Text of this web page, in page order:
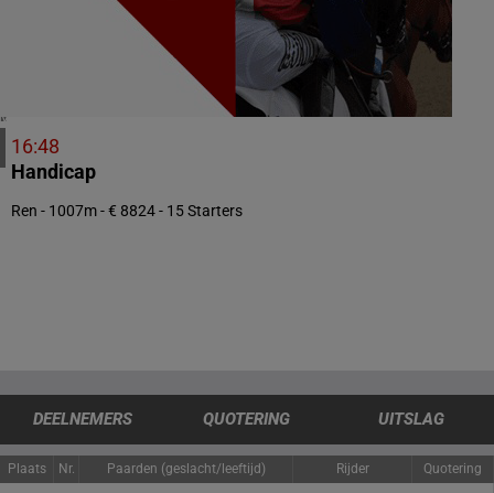
VERENIGDE STATEN
4 meeting(s)
16:48
Handicap
Ren - 1007m - € 8824 - 15 Starters
DEELNEMERS QUOTERING UITSLAG
Plaats Nr. Paarden (geslacht/leeftijd) Rijder Quotering